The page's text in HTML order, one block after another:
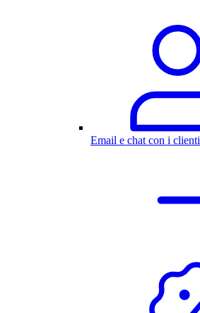
Email e chat con i clienti